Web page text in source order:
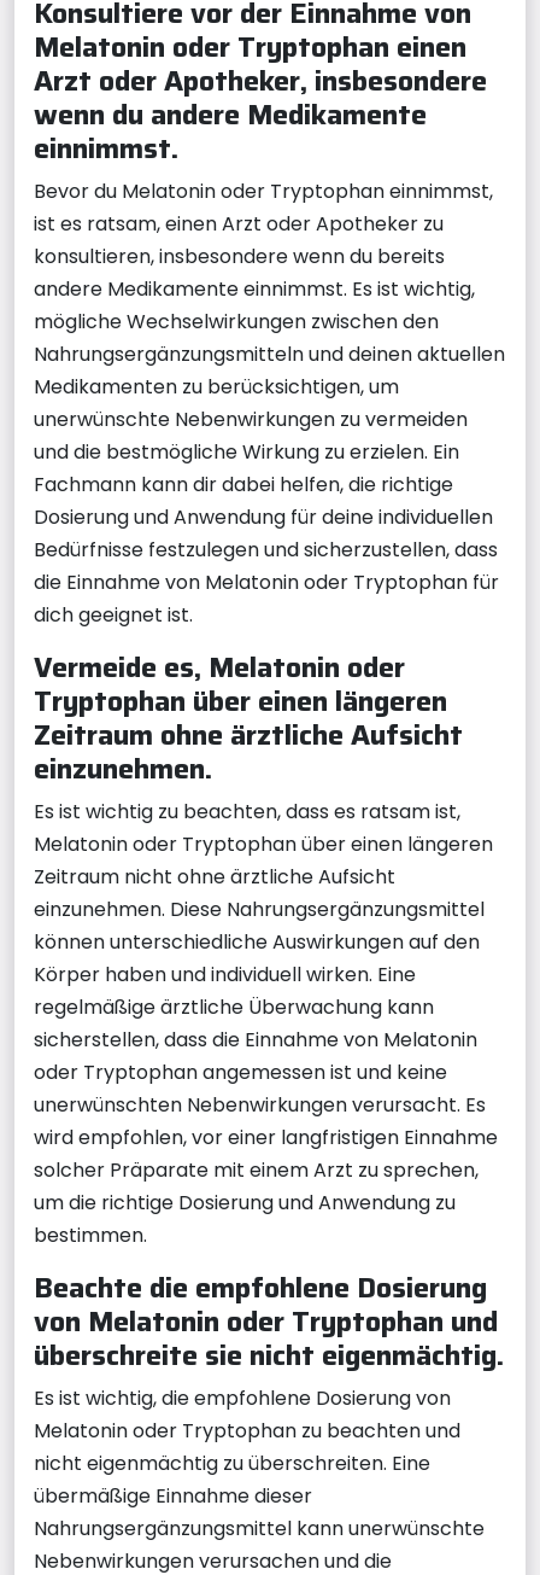
Konsultiere vor der Einnahme von
Melatonin oder Tryptophan einen
Arzt oder Apotheker, insbesondere
wenn du andere Medikamente
einnimmst.
Bevor du Melatonin oder Tryptophan einnimmst,
ist es ratsam, einen Arzt oder Apotheker zu
konsultieren, insbesondere wenn du bereits
andere Medikamente einnimmst. Es ist wichtig,
mögliche Wechselwirkungen zwischen den
Nahrungsergänzungsmitteln und deinen aktuellen
Medikamenten zu berücksichtigen, um
unerwünschte Nebenwirkungen zu vermeiden
und die bestmögliche Wirkung zu erzielen. Ein
Fachmann kann dir dabei helfen, die richtige
Dosierung und Anwendung für deine individuellen
Bedürfnisse festzulegen und sicherzustellen, dass
die Einnahme von Melatonin oder Tryptophan für
dich geeignet ist.
Vermeide es, Melatonin oder
Tryptophan über einen längeren
Zeitraum ohne ärztliche Aufsicht
einzunehmen.
Es ist wichtig zu beachten, dass es ratsam ist,
Melatonin oder Tryptophan über einen längeren
Zeitraum nicht ohne ärztliche Aufsicht
einzunehmen. Diese Nahrungsergänzungsmittel
können unterschiedliche Auswirkungen auf den
Körper haben und individuell wirken. Eine
regelmäßige ärztliche Überwachung kann
sicherstellen, dass die Einnahme von Melatonin
oder Tryptophan angemessen ist und keine
unerwünschten Nebenwirkungen verursacht. Es
wird empfohlen, vor einer langfristigen Einnahme
solcher Präparate mit einem Arzt zu sprechen,
um die richtige Dosierung und Anwendung zu
bestimmen.
Beachte die empfohlene Dosierung
von Melatonin oder Tryptophan und
überschreite sie nicht eigenmächtig.
Es ist wichtig, die empfohlene Dosierung von
Melatonin oder Tryptophan zu beachten und
nicht eigenmächtig zu überschreiten. Eine
übermäßige Einnahme dieser
Nahrungsergänzungsmittel kann unerwünschte
Nebenwirkungen verursachen und die